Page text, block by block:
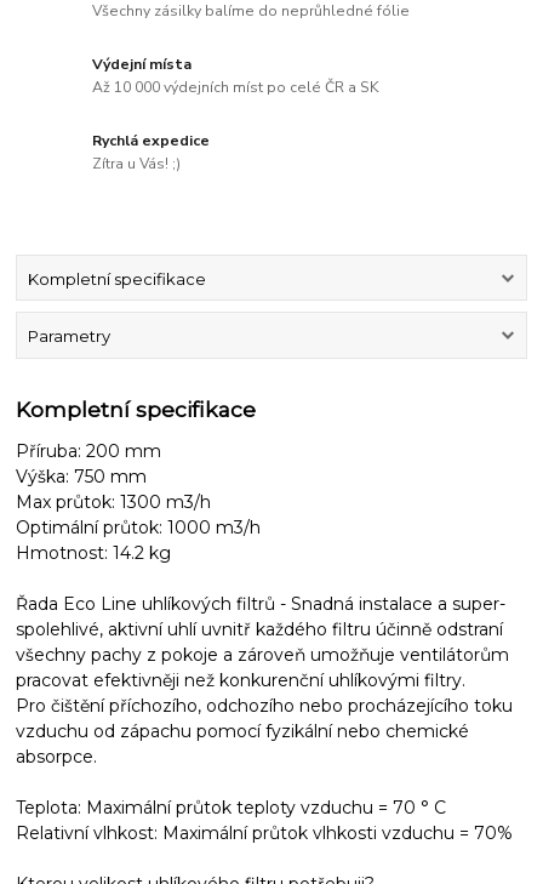
Všechny zásilky balíme do neprůhledné fólie
Výdejní místa
Až 10 000 výdejních míst po celé ČR a SK
Rychlá expedice
Zítra u Vás! ;)
Kompletní specifikace
Parametry
Kompletní specifikace
Příruba: 200 mm
Výška: 750 mm
Max průtok: 1300 m3/h
Optimální průtok: 1000 m3/h
Hmotnost: 14.2 kg
Řada Eco Line uhlíkových filtrů - Snadná instalace a super-
spolehlivé, aktivní uhlí uvnitř každého filtru účinně odstraní
všechny pachy z pokoje a zároveň umožňuje ventilátorům
pracovat efektivněji než konkurenční uhlíkovými filtry.
Pro čištění příchozího, odchozího nebo procházejícího toku
vzduchu od zápachu pomocí fyzikální nebo chemické
absorpce.
Teplota: Maximální průtok teploty vzduchu = 70 ° C
Relativní vlhkost: Maximální průtok vlhkosti vzduchu = 70%